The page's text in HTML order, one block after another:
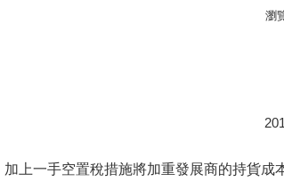
瀏
上一手空置稅措施將加重發展商的持貨成